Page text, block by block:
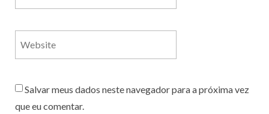
Salvar meus dados neste navegador para a próxima vez
que eu comentar.